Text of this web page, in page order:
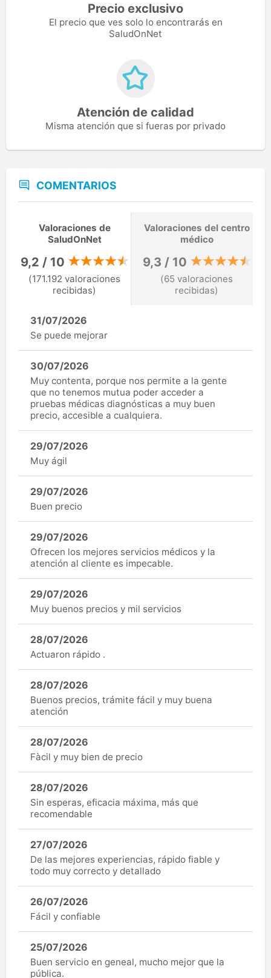
Precio exclusivo
El precio que ves solo lo encontrarás en
SaludOnNet
Atención de calidad
Misma atención que si fueras por privado
COMENTARIOS
Valoraciones de
SaludOnNet
9,2 / 10
(171.192 valoraciones
recibidas)
Valoraciones del centro
médico
9,3 / 10
(65 valoraciones
recibidas)
31/07/2026
Se puede mejorar
30/07/2026
Muy contenta, porque nos permite a la gente
que no tenemos mutua poder acceder a
pruebas médicas diagnósticas a muy buen
precio, accesible a cualquiera.
29/07/2026
Muy ágil
29/07/2026
Buen precio
29/07/2026
Ofrecen los mejores servicios médicos y la
atención al cliente es impecable.
29/07/2026
Muy buenos precios y mil servicios
28/07/2026
Actuaron rápido .
28/07/2026
Buenos precios, trámite fácil y muy buena
atención
28/07/2026
Fàcil y muy bien de precio
28/07/2026
Sin esperas, eficacia máxima, más que
recomendable
27/07/2026
De las mejores experiencias, rápido fiable y
todo muy correcto y detallado
26/07/2026
Fácil y confiable
25/07/2026
Buen servicio en geneal, mucho mejor que la
pública.